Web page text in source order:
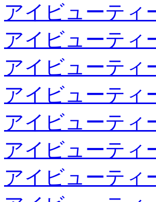
アイビューティ
アイビューティ
アイビューティ
アイビューティ
アイビューティ
アイビューティ
アイビューティ